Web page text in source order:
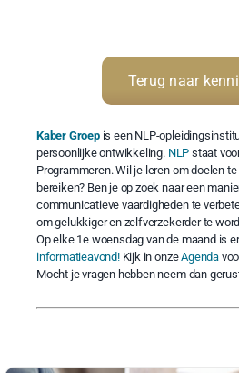
Terug naar
Kaber Groepis een NLP-
persoonlijke ontwikkeling. NLP staat
Programmeren. Wil je leren om doelen
bereiken? Ben je op zoek naar een
communicatieve vaardigheden te
om gelukkiger en zelfverzekerder te
Op elke 1e woensdag van de maand is
informatieavond!Kijk in onzeAgenda
Mocht je vragen hebben neem dan